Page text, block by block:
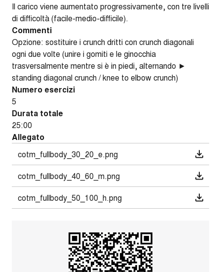
Il carico viene aumentato progressivamente, con tre livelli
di difficoltà (facile-medio-difficile).
Commenti
Opzione: sostituire i crunch dritti con crunch diagonali
ogni due volte (unire i gomiti e le ginocchia
trasversalmente mentre si è in piedi, alternando ►
standing diagonal crunch / knee to elbow crunch)
Numero esercizi
5
Durata totale
25:00
Allegato
cotm_fullbody_30_20_e.png
cotm_fullbody_40_60_m.png
cotm_fullbody_50_100_h.png